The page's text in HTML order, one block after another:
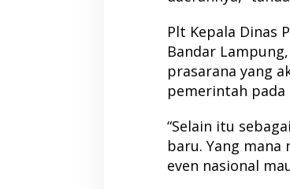
Plt Kepala Dinas
Bandar
prasarana yang
pemerintah
“Selain itu
baru. Yang
even nasional